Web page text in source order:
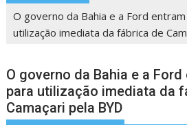
O governo da Bahia e a Ford
utilização imediata da fábrica de
O governo da Bahia e a
para utilização imediata da
Camaçari pela BYD